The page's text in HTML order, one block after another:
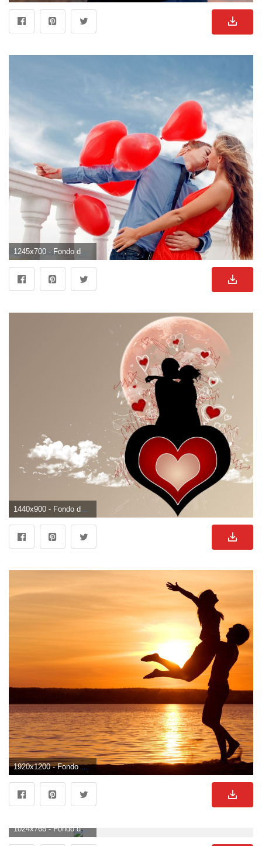
1245x700 - Fondo de pantalla de 1245x700. Imágen de enamorados.
1440x900 - Fondo de pantalla de 1440x900. Imágen de enamorados.
1920x1200 - Fondo de pantalla de 1920x1200. Fondo de pantalla de enamorados.
1024x768 - Fondo de pantalla de 1024x768. Fondo para computadora de enamorados.